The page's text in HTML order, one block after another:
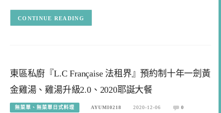
CONTINUE READING
東區私廚『L.C Française 法租界』預約制十年一劍黃
金雞湯、雞湯升級2.0、2020耶誕大餐
無菜單、無菜單日式料理 AYUMI0218 2020-12-06 0